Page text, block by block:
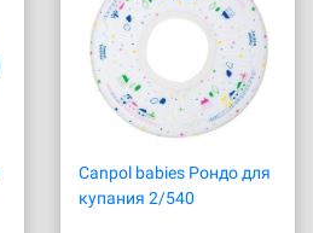
Canpol babies Рондо для
купания 2/540